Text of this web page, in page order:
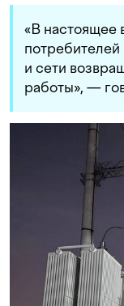
«В настоящее
и сети
работы», —